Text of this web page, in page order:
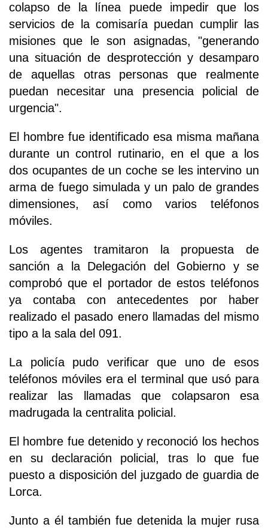
colapso de la línea puede impedir que los
servicios de la comisaría puedan cumplir las
misiones que le son asignadas, "generando
una situación de desprotección y desamparo
de aquellas otras personas que realmente
puedan necesitar una presencia policial de
urgencia".
El hombre fue identificado esa misma mañana
durante un control rutinario, en el que a los
dos ocupantes de un coche se les intervino un
arma de fuego simulada y un palo de grandes
dimensiones, así como varios teléfonos
móviles.
Los agentes tramitaron la propuesta de
sanción a la Delegación del Gobierno y se
comprobó que el portador de estos teléfonos
ya contaba con antecedentes por haber
realizado el pasado enero llamadas del mismo
tipo a la sala del 091.
La policía pudo verificar que uno de esos
teléfonos móviles era el terminal que usó para
realizar las llamadas que colapsaron esa
madrugada la centralita policial.
El hombre fue detenido y reconoció los hechos
en su declaración policial, tras lo que fue
puesto a disposición del juzgado de guardia de
Lorca.
Junto a él también fue detenida la mujer rusa